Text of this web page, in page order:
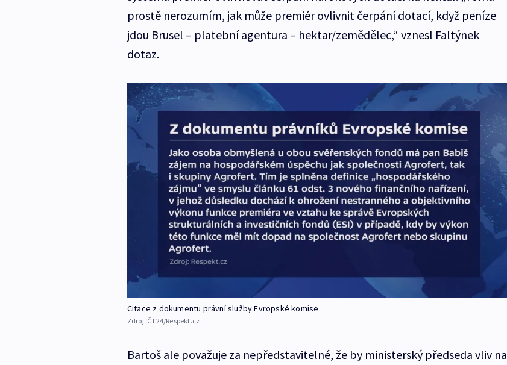
prostě nerozumím, jak může premiér ovlivnit čerpání dotací, když peníze
jdou Brusel – platební agentura – hektar/zemědělec,“ vznesl Faltýnek
dotaz.
Citace z dokumentu právní služby Evropské komise
Zdroj: ČT24/Respekt.cz
Bartoš ale považuje za nepředstavitelné, že by ministerský předseda vliv na